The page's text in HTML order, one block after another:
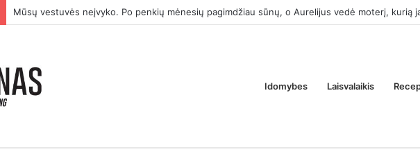
– Tu ją įsivaikinai tik tam, kad atimtum iš manęs tėvų butą. Ar tai normalu?
Idomybes Laisvalaikis